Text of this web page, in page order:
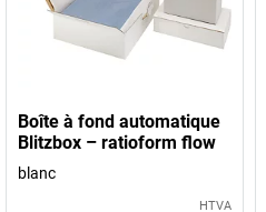
Boîte à fond automatique
Blitzbox – ratioform flow
blanc
HTVA